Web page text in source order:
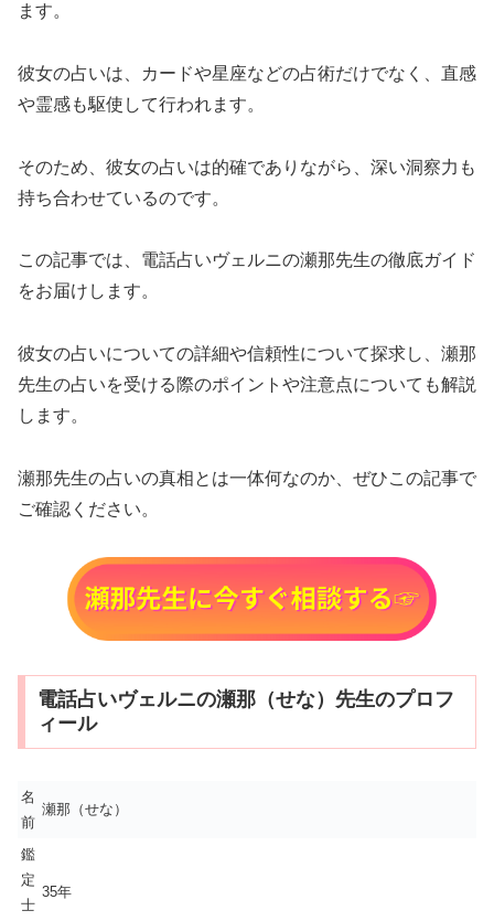
ます。
彼女の占いは、カードや星座などの占術だけでなく、直感
や霊感も駆使して行われます。
そのため、彼女の占いは的確でありながら、深い洞察力も
持ち合わせているのです。
この記事では、電話占いヴェルニの瀬那先生の徹底ガイド
をお届けします。
彼女の占いについての詳細や信頼性について探求し、瀬那
先生の占いを受ける際のポイントや注意点についても解説
します。
瀬那先生の占いの真相とは一体何なのか、ぜひこの記事で
ご確認ください。
電話占いヴェルニの瀬那（せな）先生のプロフ
ィール
名
前
瀬那（せな）
鑑
定
士
35年